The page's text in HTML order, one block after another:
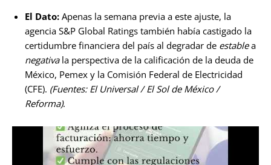
El Dato: Apenas la semana previa a este ajuste, la
agencia S&P Global Ratings también había castigado la
certidumbre financiera del país al degradar de establea
negativala perspectiva de la calificación de la deuda de
México, Pemex y la Comisión Federal de Electricidad
(CFE). (Fuentes: El Universal / El Sol de México /
Reforma).